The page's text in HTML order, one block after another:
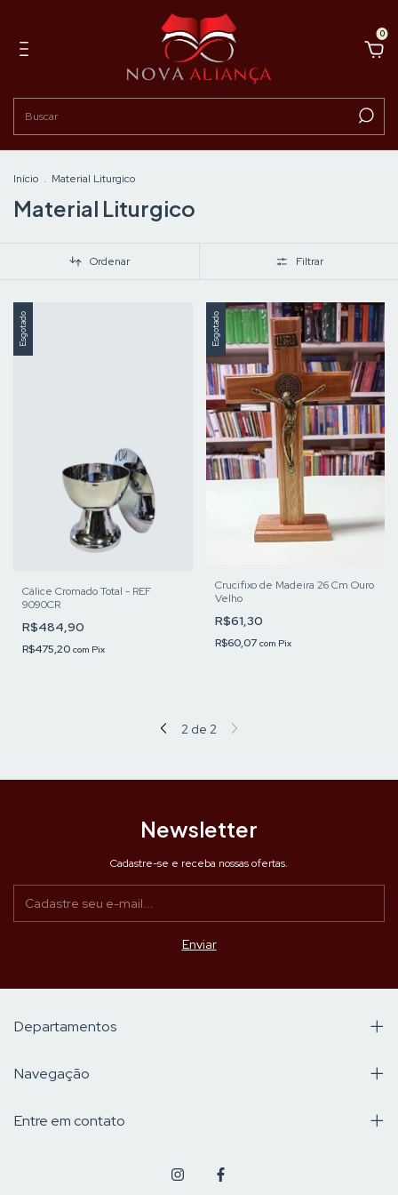
0
Início . Material Liturgico
Material Liturgico
Ordenar Filtrar
Esgotado
Cálice Cromado Total - REF
9090CR
R$484,90
R$475,20 com Pix
Esgotado
Crucifixo de Madeira 26 Cm Ouro
Velho
R$61,30
R$60,07 com Pix
2 de 2
Newsletter
Cadastre-se e receba nossas ofertas.
Departamentos
Navegação
Entre em contato